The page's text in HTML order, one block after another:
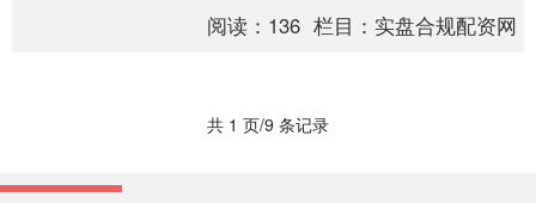
心，股指期货配资业务也逐渐兴起。然
而，由于配资业务涉....
阅读： 136 栏目： 实盘合规配资网
共 1 页/9 条记录